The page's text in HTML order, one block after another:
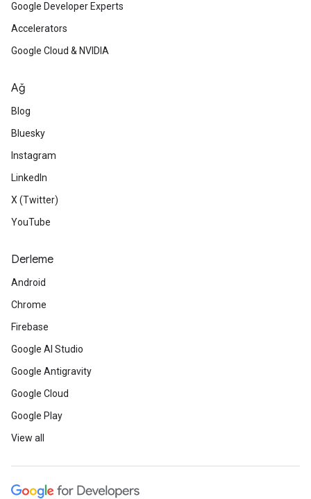
Google Developer Experts
Accelerators
Google Cloud & NVIDIA
Ağ
Blog
Bluesky
Instagram
LinkedIn
X (Twitter)
YouTube
Derleme
Android
Chrome
Firebase
Google AI Studio
Google Antigravity
Google Cloud
Google Play
View all